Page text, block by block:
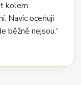
kolem
Navíc oceňuji
běžně nejsou.“